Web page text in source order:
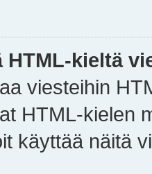
HTML-kieltä
viesteihin
HTML-kielen
käyttää näitä